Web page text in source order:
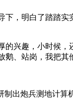
，明白了踏踏
兴趣，小时候
、站岗，我把其
出炮兵测地计